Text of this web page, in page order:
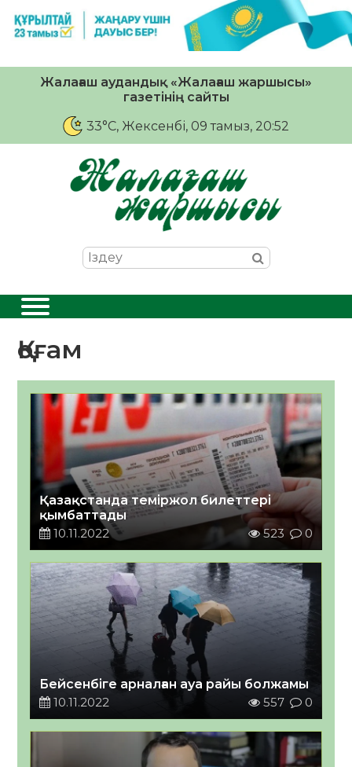
Жалағаш аудандық «Жалағаш жаршысы»
газетінің сайты
33°C, Жексенбі, 09 тамыз, 20:52
Қоғам
Қазақстанда теміржол билеттері
қымбаттады
10.11.2022
523 0
Бейсенбіге арналған ауа райы болжамы
10.11.2022
557 0